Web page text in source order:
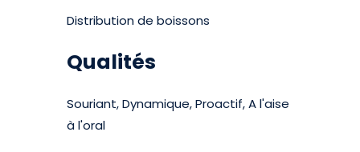
Distribution de boissons
Qualités
Souriant, Dynamique, Proactif, A l'aise
à l'oral